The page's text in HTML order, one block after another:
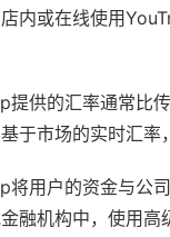
内或在线使用
提供的汇率通常比
于市场的实时汇率
将用户的资金与公
融机构中，使用高